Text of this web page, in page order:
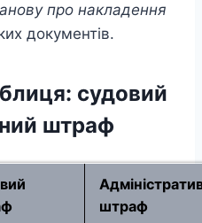
про накладення
документів.
судовий
штраф
штраф